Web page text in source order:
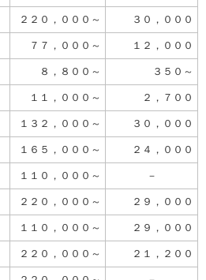
２２０，０００～ ３０，０００
７７，０００～ １２，０００
８，８００～ ３５０～
１１，０００～ ２，７００
１３２，０００～ ３０，０００
１６５，０００～ ２４，０００
１１０，０００～ －
２２０，０００～ ２９，０００
１１０，０００～ ２９，０００
２２０，０００～ ２１，２００